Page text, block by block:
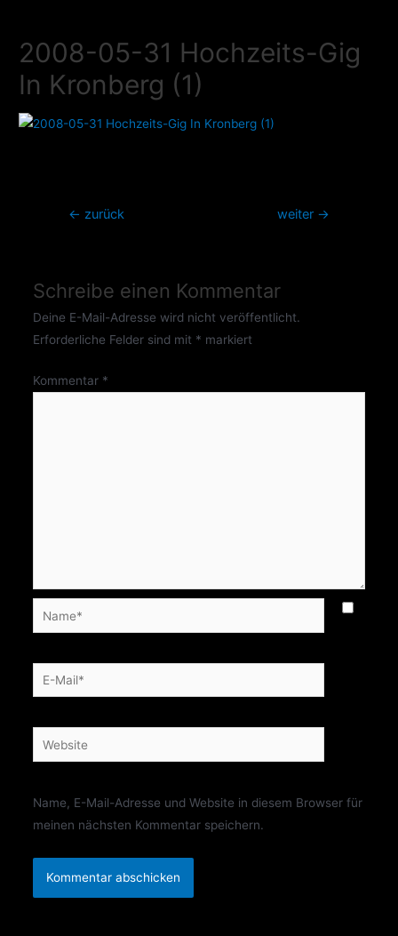
springen
2008-05-31 Hochzeits-Gig
In Kronberg (1)
Beitragsnavigation
← zurück weiter →
Schreibe einen Kommentar
Deine E-Mail-Adresse wird nicht veröffentlicht.
Erforderliche Felder sind mit * markiert
Kommentar *
Name*
E-
Mail*
Website
Name, E-Mail-Adresse und Website in diesem Browser für
meinen nächsten Kommentar speichern.